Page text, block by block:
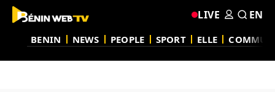
BENIN NEWS PEOPLE SPORT ELLE
LIVE EN